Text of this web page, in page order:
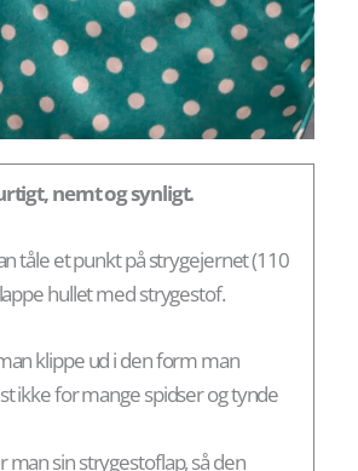
nemt og synligt.
tåle et punkt på strygejernet (110
hullet med strygestof.
klippe ud i den form man
ikke for mange spidser og tynde
sin strygestoflap, så den